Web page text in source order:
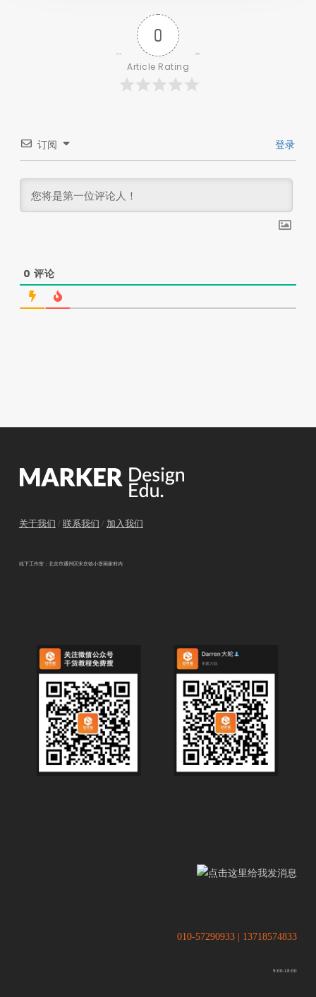
0
Article Rating
订阅 登录
0 评论
关于我们 / 联系我们 / 加入我们
线下工作室：北京市通州区宋庄镇小堡画家村内
010-57290933 | 13718574833
9:00-18:00